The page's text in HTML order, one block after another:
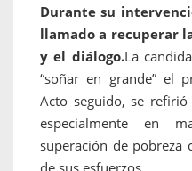
Durante su
llamado a recuperar
y el diálogo.La
“soñar en grande” el
Acto seguido, se
especialmente en
superación de pobreza